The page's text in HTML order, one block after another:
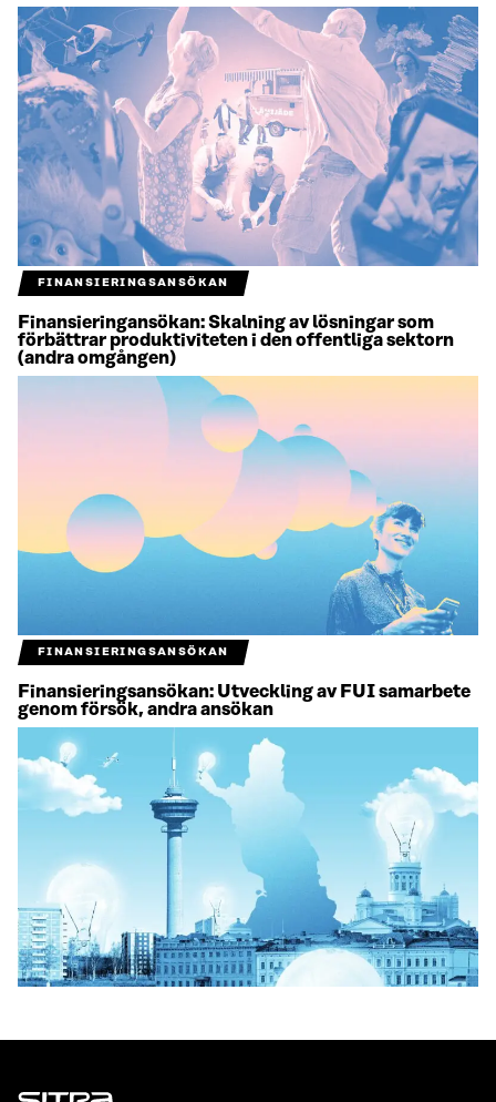
FINANSIERINGSANSÖKAN
Finansieringansökan: Skalning av lösningar som
förbättrar produktiviteten i den offentliga sektorn
(andra omgången)
FINANSIERINGSANSÖKAN
Finansieringsansökan: Utveckling av FUI samarbete
genom försök, andra ansökan